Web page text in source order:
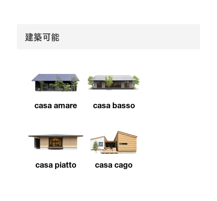
建築可能
casa amare casa basso
casa piatto casa cago